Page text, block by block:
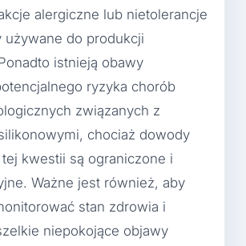
alergiczne lub nietolerancje
używane do produkcji
istnieją obawy
ryzyka chorób
związanych z
chociaż dowody
kwestii są ograniczone i
Ważne jest również, aby
stan zdrowia i
niepokojące objawy